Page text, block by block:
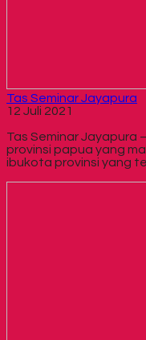
Tas Seminar Jayapura
12 Juli 2021
Tas Seminar Jayapura
provinsi papua yang
ibukota provinsi yang